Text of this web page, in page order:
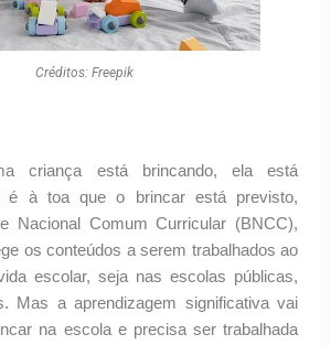
Créditos: Freepik
criança está brincando, ela está
é à toa que o brincar está previsto,
Nacional Comum Curricular (BNCC),
os conteúdos a serem trabalhados ao
escolar, seja nas escolas públicas,
Mas a aprendizagem significativa vai
na escola e precisa ser trabalhada